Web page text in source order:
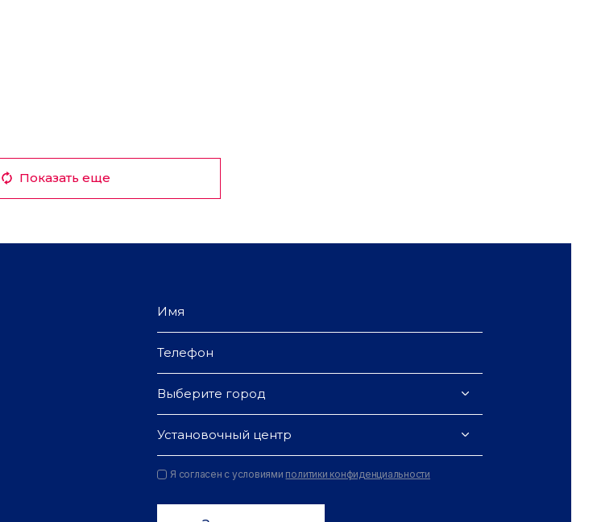
Показать еще
Выберите город
Установочный центр
Я согласен с условиями политики конфиденциальности